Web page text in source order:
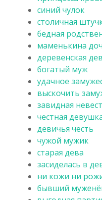
синий чулок
столичная
бедная
маменькина
деревенская
богатый муж
удачное
выскочить
завидная
честная
девичья честь
чужой мужик
старая дева
засиделась в
ни кожи ни
бывший